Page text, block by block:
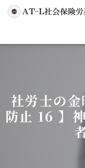
社労士の
防止 16 】